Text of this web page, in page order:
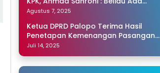
Disamping Saya di Makassar
Agustus 7, 2025
Ketua DPRD Palopo Terima Hasil
Penetapan Kemenangan Pasangan
Naili-Akhmad dari KPU Sulsel
Juli 14, 2025